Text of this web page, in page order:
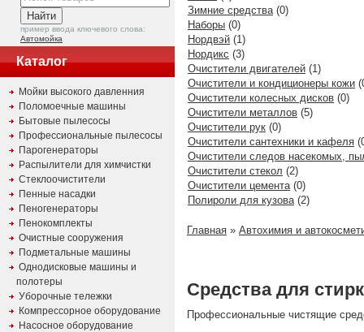
пример ввода ключевого слова:
Автомойка
Каталог
Мойки высокого давленния
Поломоечные машины
Бытовые пылесосы
Профессиональные пылесосы
Парогенераторы
Распылители для химчистки
Стеклоочистители
Пенные насадки
Пеногенераторы
Пенокомплекты
Очистные сооружения
Подметальные машины
Однодисковые машины и
полотеры
Уборочные тележки
Компрессорное оборудование
Насосное оборудование
Зимние средства(0)
Наборы (0)
Нордвэй (1)
Нордикс (3)
Очистители двигателей (1)
Очистители и кондиционеры кожи
Очистители колесных дисков (0)
Очистители металлов (5)
Очистители рук (0)
Очистители сантехники и кафеля
Очистители следов насекомых,
Очистители стекол (2)
Очистители цемента(0)
Полироли для кузова(2)
Главная » Автохимия и
Средства для
Профессиональные чистящие